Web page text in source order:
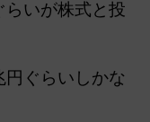
らいが株式と投
ぐらいしかな